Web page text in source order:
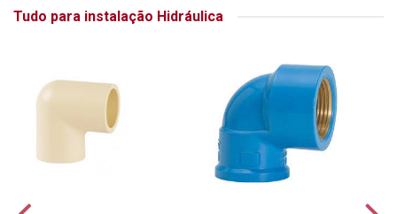
Tudo para instalação Hidráulica